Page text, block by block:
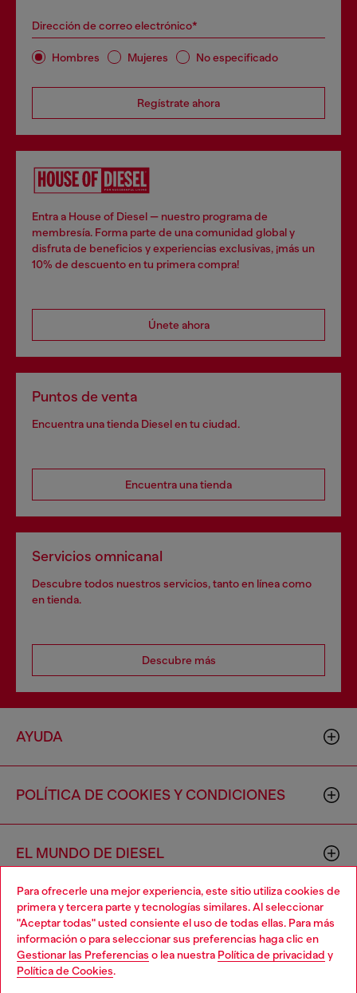
Para ofrecerle una mejor experiencia, este sitio utiliza cookies de
primera y tercera parte y tecnologías similares. Al seleccionar
"Aceptar todas" usted consiente el uso de todas ellas. Para más
información o para seleccionar sus preferencias haga clic en
Gestionar las Preferencias o lea nuestra Política de privacidad y
Política de Cookies.
Dirección de correo electrónico*
Hombres Mujeres No especificado
Regístrate ahora
Entra a House of Diesel — nuestro programa de
membresía. Forma parte de una comunidad global y
disfruta de beneficios y experiencias exclusivas, ¡más un
10% de descuento en tu primera compra!
Únete ahora
Puntos de venta
Encuentra una tienda Diesel en tu ciudad.
Encuentra una tienda
Servicios omnicanal
Descubre todos nuestros servicios, tanto en línea como
en tienda.
Descubre más
AYUDA
POLÍTICA DE COOKIES Y CONDICIONES
EL MUNDO DE DIESEL
CORPORACIÓN